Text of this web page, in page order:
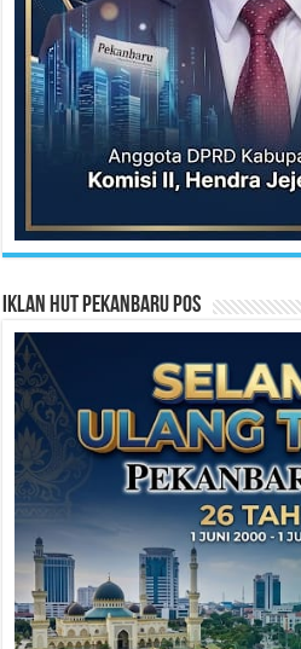
Iklan HUT Pekanbaru Pos